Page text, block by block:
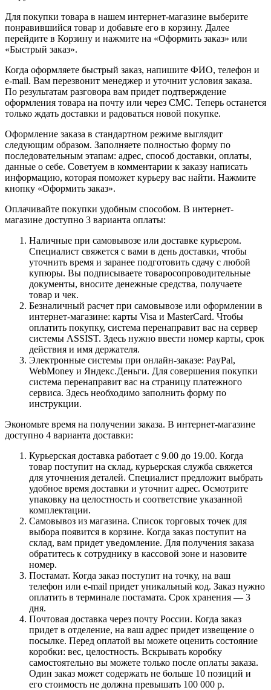
Для покупки товара в нашем интернет-магазине выберите
понравившийся товар и добавьте его в корзину. Далее
перейдите в Корзину и нажмите на «Оформить заказ» или
«Быстрый заказ».
Когда оформляете быстрый заказ, напишите ФИО, телефон и
e-mail. Вам перезвонит менеджер и уточнит условия заказа.
По результатам разговора вам придет подтверждение
оформления товара на почту или через СМС. Теперь останется
только ждать доставки и радоваться новой покупке.
Оформление заказа в стандартном режиме выглядит
следующим образом. Заполняете полностью форму по
последовательным этапам: адрес, способ доставки, оплаты,
данные о себе. Советуем в комментарии к заказу написать
информацию, которая поможет курьеру вас найти. Нажмите
кнопку «Оформить заказ».
Оплачивайте покупки удобным способом. В интернет-
магазине доступно 3 варианта оплаты:
Наличные при самовывозе или доставке курьером.
Специалист свяжется с вами в день доставки, чтобы
уточнить время и заранее подготовить сдачу с любой
купюры. Вы подписываете товаросопроводительные
документы, вносите денежные средства, получаете
товар и чек.
Безналичный расчет при самовывозе или оформлении в
интернет-магазине: карты Visa и MasterCard. Чтобы
оплатить покупку, система перенаправит вас на сервер
системы ASSIST. Здесь нужно ввести номер карты, срок
действия и имя держателя.
Электронные системы при онлайн-заказе: PayPal,
WebMoney и Яндекс.Деньги. Для совершения покупки
система перенаправит вас на страницу платежного
сервиса. Здесь необходимо заполнить форму по
инструкции.
Экономьте время на получении заказа. В интернет-магазине
доступно 4 варианта доставки:
Курьерская доставка работает с 9.00 до 19.00. Когда
товар поступит на склад, курьерская служба свяжется
для уточнения деталей. Специалист предложит выбрать
удобное время доставки и уточнит адрес. Осмотрите
упаковку на целостность и соответствие указанной
комплектации.
Самовывоз из магазина. Список торговых точек для
выбора появится в корзине. Когда заказ поступит на
склад, вам придет уведомление. Для получения заказа
обратитесь к сотруднику в кассовой зоне и назовите
номер.
Постамат. Когда заказ поступит на точку, на ваш
телефон или e-mail придет уникальный код. Заказ нужно
оплатить в терминале постамата. Срок хранения — 3
дня.
Почтовая доставка через почту России. Когда заказ
придет в отделение, на ваш адрес придет извещение о
посылке. Перед оплатой вы можете оценить состояние
коробки: вес, целостность. Вскрывать коробку
самостоятельно вы можете только после оплаты заказа.
Один заказ может содержать не больше 10 позиций и
его стоимость не должна превышать 100 000 р.